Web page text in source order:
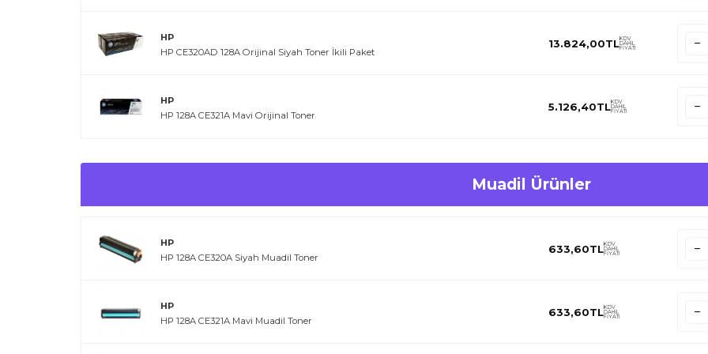
HP
HP CE320AD 128A Orijinal Siyah Toner İkili Paket
13.824,00TLKDV
DAHİL
FİYATI
HP
HP 128A CE321A Mavi Orijinal Toner
5.126,40TLKDV
DAHİL
FİYATI
Muadil Ürünler
HP
HP 128A CE320A Siyah Muadil Toner
633,60TLKDV
DAHİL
FİYATI
HP
HP 128A CE321A Mavi Muadil Toner
633,60TLKDV
DAHİL
FİYATI